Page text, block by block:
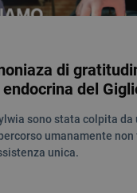
di
del
sono stata colpita
umanamente non
unica.